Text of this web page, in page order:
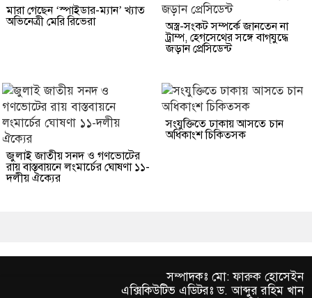
মারা গেছেন ‘স্পাইডার-ম্যান’ খ্যাত
অভিনেত্রী মেরি রিভেরা
অস্ত্র-সংকট সম্পর্কে জানতেন না
ট্রাম্প, হেগসেথের সঙ্গে বাগ্‌যুদ্ধে
জড়ান প্রেসিডেন্ট
জুলাই জাতীয় সনদ ও গণভোটের
রায় বাস্তবায়নে লংমার্চের ঘোষণা ১১-
দলীয় ঐক্যের
সংযুক্তিতে ঢাকায় আসতে চান
অধিকাংশ চিকিত্সক
সম্পাদকঃ মো: ফারুক হোসেইন
এক্সিকিউটিভ এডিটরঃ ড. আব্দুর রহিম খান